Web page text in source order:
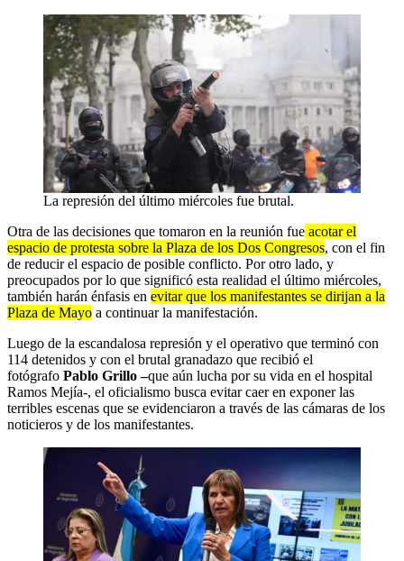
La represión del último miércoles fue brutal.
Otra de las decisiones que tomaron en la reunión fue acotar el
espacio de protesta sobre la Plaza de los Dos Congresos, con el fin
de reducir el espacio de posible conflicto. Por otro lado, y
preocupados por lo que significó esta realidad el último miércoles,
también harán énfasis en evitar que los manifestantes se dirijan a la
Plaza de Mayo a continuar la manifestación.
Luego de la escandalosa represión y el operativo que terminó con
114 detenidos y con el brutal granadazo que recibió el
fotógrafo Pablo Grillo –que aún lucha por su vida en el hospital
Ramos Mejía-, el oficialismo busca evitar caer en exponer las
terribles escenas que se evidenciaron a través de las cámaras de los
noticieros y de los manifestantes.